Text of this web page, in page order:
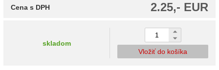
2.25,- EUR
Cena s DPH
skladom
Vložiť do košíka